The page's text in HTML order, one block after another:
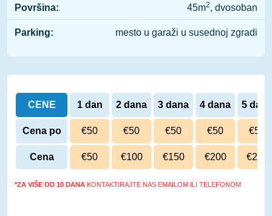
Površina: 45m2, dvosoban
Parking: mesto u garaži u susednoj zgradi
CENE 1 dan 2 dana 3 dana 4 dana 5 dana
Cena po
danu
€50 €50 €50 €50 €50
Cena €50 €100 €150 €200 €250
*ZA VIŠE OD 10 DANA KONTAKTIRAJTE NAS EMAILOM ILI TELEFONOM